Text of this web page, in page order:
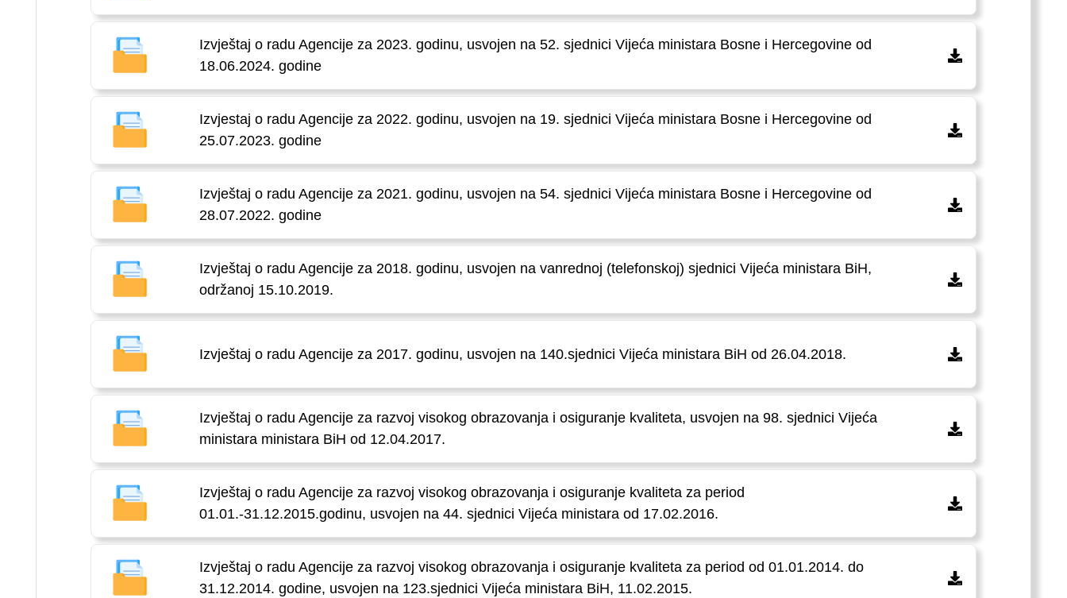
Izvještaj o radu Agencije za 2023. godinu, usvojen na 52. sjednici Vijeća ministara Bosne i Hercegovine od
18.06.2024. godine
Izvjestaj o radu Agencije za 2022. godinu, usvojen na 19. sjednici Vijeća ministara Bosne i Hercegovine od
25.07.2023. godine
Izvještaj o radu Agencije za 2021. godinu, usvojen na 54. sjednici Vijeća ministara Bosne i Hercegovine od
28.07.2022. godine
Izvještaj o radu Agencije za 2018. godinu, usvojen na vanrednoj (telefonskoj) sjednici Vijeća ministara BiH,
održanoj 15.10.2019.
Izvještaj o radu Agencije za 2017. godinu, usvojen na 140.sjednici Vijeća ministara BiH od 26.04.2018.
Izvještaj o radu Agencije za razvoj visokog obrazovanja i osiguranje kvaliteta, usvojen na 98. sjednici Vijeća
ministara ministara BiH od 12.04.2017.
Izvještaj o radu Agencije za razvoj visokog obrazovanja i osiguranje kvaliteta za period
01.01.-31.12.2015.godinu, usvojen na 44. sjednici Vijeća ministara od 17.02.2016.
Izvještaj o radu Agencije za razvoj visokog obrazovanja i osiguranje kvaliteta za period od 01.01.2014. do
31.12.2014. godine, usvojen na 123.sjednici Vijeća ministara BiH, 11.02.2015.